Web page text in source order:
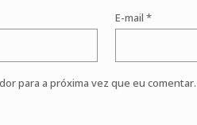
E-mail *
para a próxima vez que eu comentar.